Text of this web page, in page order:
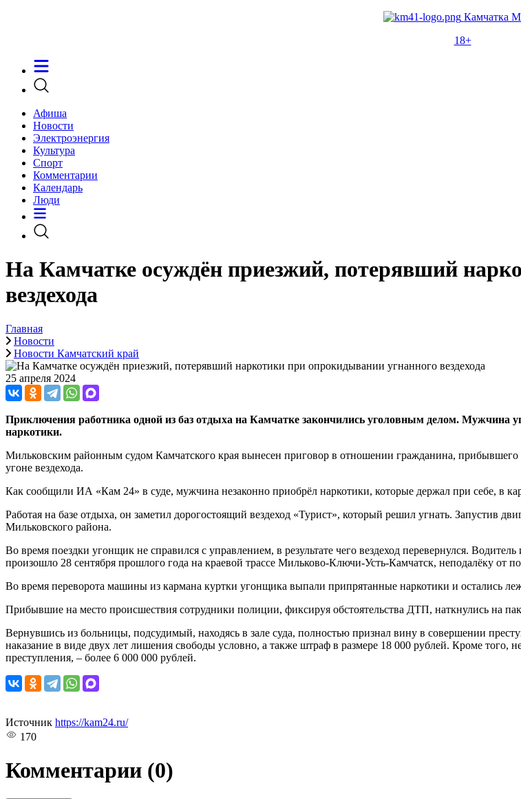
Камчатка
18+
Афиша
Новости
Электроэнергия
Культура
Спорт
Комментарии
Календарь
Люди
На Камчатке осуждён приезжий, потерявший
вездехода
Главная
Новости
Новости Камчатский край
25 апреля 2024
Приключения работника одной из баз отдыха на Камчатке закончились уголовным делом. Мужчина
наркотики.
Мильковским районным судом Камчатского края вынесен приговор в отношении гражданина,
угоне вездехода.
Как сообщили ИА «Кам 24» в суде, мужчина незаконно приобрёл наркотики, которые держал при себе, в
Работая на базе отдыха, он заметил дорогостоящий вездеход «Турист», который решил угнать. Запустив
Мильковского района.
Во время поездки угонщик не справился с управлением, в результате чего вездеход перевернулся.
произошло 28 сентября прошлого года на краевой трассе Мильково-Ключи-Усть-Камчатск, неподалёку от
Во время переворота машины из кармана куртки угонщика выпали припрятанные наркотики и остались
Прибывшие на место происшествия сотрудники полиции, фиксируя обстоятельства ДТП, наткнулись на
Вернувшись из больницы, подсудимый, находясь в зале суда, полностью признал вину в совершении
наказание в виде двух лет лишения свободы условно, а также штраф в размере 18 000 рублей. Кроме того,
преступления, – более 6 000 000 рублей.
Источник https://kam24.ru/
170
Комментарии (0)